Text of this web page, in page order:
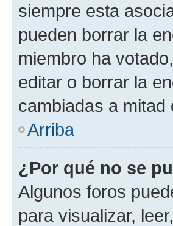
siempre esta
pueden borrar la
miembro ha
editar o borrar la
cambiadas a mitad
Arriba
¿Por qué no se
Algunos foros
para visualizar,